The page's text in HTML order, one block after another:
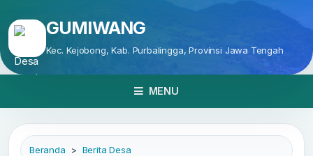
GUMIWANG
Kec. Kejobong, Kab. Purbalingga, Provinsi Jawa Tengah
MENU
Beranda Berita Desa